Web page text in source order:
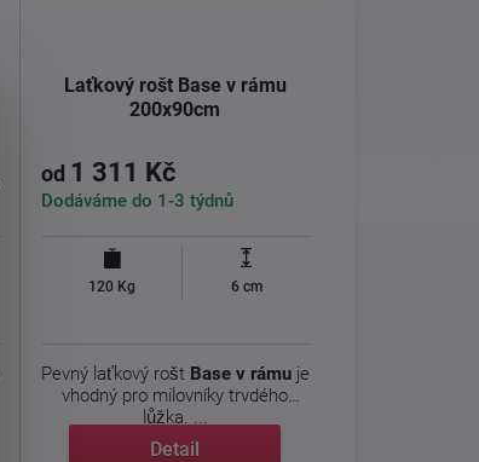
Laťkový rošt Base v rámu
200x90cm
od 1 311 Kč
Dodáváme do 1-3 týdnů
120 Kg 6 cm
Pevný laťkový rošt Base v rámuje
vhodný pro milovníky trvdého
lůžka. ...
Detail